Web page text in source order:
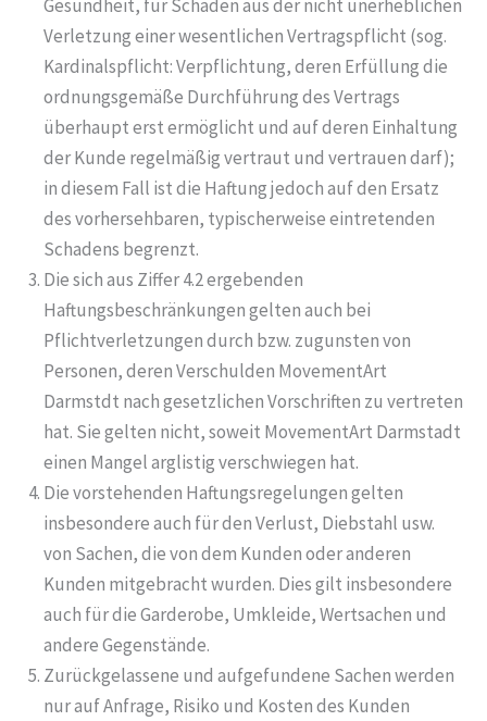
Gesundheit, für Schäden aus der nicht unerheblichen
Verletzung einer wesentlichen Vertragspflicht (sog.
Kardinalspflicht: Verpflichtung, deren Erfüllung die
ordnungsgemäße Durchführung des Vertrags
überhaupt erst ermöglicht und auf deren Einhaltung
der Kunde regelmäßig vertraut und vertrauen darf);
in diesem Fall ist die Haftung jedoch auf den Ersatz
des vorhersehbaren, typischerweise eintretenden
Schadens begrenzt.
Die sich aus Ziffer 4.2 ergebenden
Haftungsbeschränkungen gelten auch bei
Pflichtverletzungen durch bzw. zugunsten von
Personen, deren Verschulden MovementArt
Darmstdt nach gesetzlichen Vorschriften zu vertreten
hat. Sie gelten nicht, soweit MovementArt Darmstadt
einen Mangel arglistig verschwiegen hat.
Die vorstehenden Haftungsregelungen gelten
insbesondere auch für den Verlust, Diebstahl usw.
von Sachen, die von dem Kunden oder anderen
Kunden mitgebracht wurden. Dies gilt insbesondere
auch für die Garderobe, Umkleide, Wertsachen und
andere Gegenstände.
Zurückgelassene und aufgefundene Sachen werden
nur auf Anfrage, Risiko und Kosten des Kunden